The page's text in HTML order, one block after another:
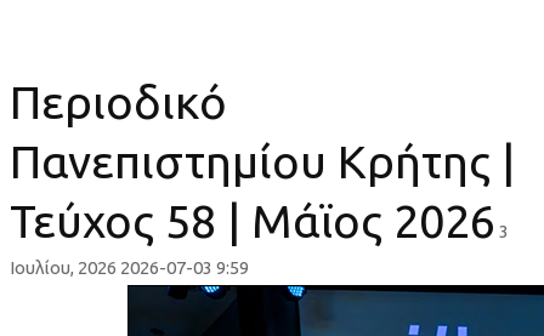
Περιοδικό
Πανεπιστημίου Κρήτης |
Τεύχος 58 | Μάϊος 2026 3
Ιουλίου, 2026 2026-07-03 9:59
Περιοδικό